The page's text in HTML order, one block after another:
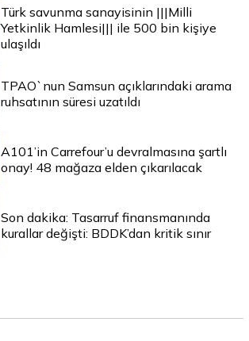
Türk savunma sanayisinin |||Milli
Yetkinlik Hamlesi||| ile 500 bin kişiye
ulaşıldı
TPAO`nun Samsun açıklarındaki arama
ruhsatının süresi uzatıldı
A101’in Carrefour’u devralmasına şartlı
onay! 48 mağaza elden çıkarılacak
Son dakika: Tasarruf finansmanında
kurallar değişti: BDDK’dan kritik sınır